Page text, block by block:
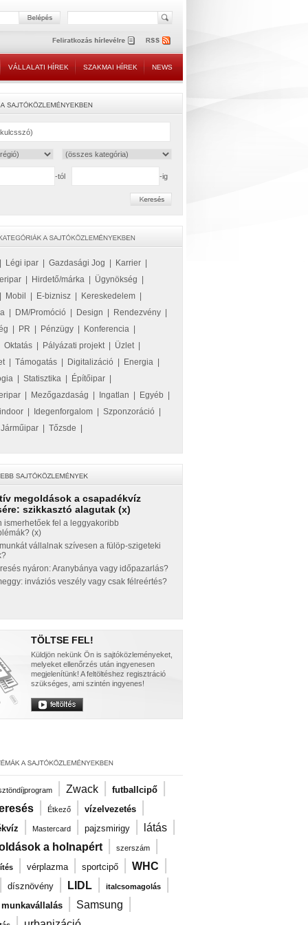
VÁLLALATI HÍREK SZAKMAI HÍREK NEWS
-tól -ig
Légi ipar Gazdasági Jog Karrier
Hirdető/márka Ügynökség
Mobil E-biznisz Kereskedelem
DM/Promóció Design Rendezvény
PR Pénzügy Konferencia
Oktatás Pályázati projekt| Üzlet|
| Támogatás Digitalizáció Energia
Statisztika Építőipar
Mezőgazdaság Ingatlan Egyéb
Idegenforgalom Szponzoráció
Járműipar Tőzsde
megoldások a csapadékvíz
szikkasztó alagutak (x)
ismerhetőek fel a leggyakoribb
(x)
vállalnak szívesen a fülöp-szigeteki
nyáron: Aranybánya vagy időpazarlás?
inváziós veszély vagy csak félreértés?
TÖLTSE FEL!
Küldjön nekünk Ön is sajtóközleményeket,
melyeket ellenőrzés után ingyenesen
megjelenítünk! A feltöltéshez regisztráció
szükséges, ami szintén ingyenes!
| Zwack | futballcipő |
| Étkező | vízelvezetés |
| Mastercard | pajzsmirigy | látás |
a holnapért | szerszám |
| vérplazma | sportcipő | WHC |
dísznövény | LIDL | italcsomagolás |
| Samsung |